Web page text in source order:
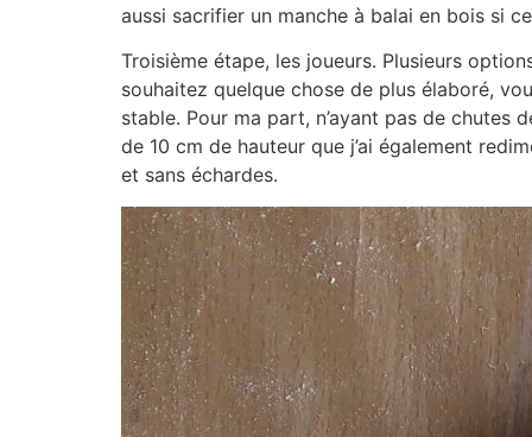
aussi sacrifier un manche à balai en bois si
Troisième étape, les joueurs. Plusieurs
souhaitez quelque chose de plus élaboré,
stable. Pour ma part, n’ayant pas de chutes
de 10 cm de hauteur que j’ai également
et sans échardes.